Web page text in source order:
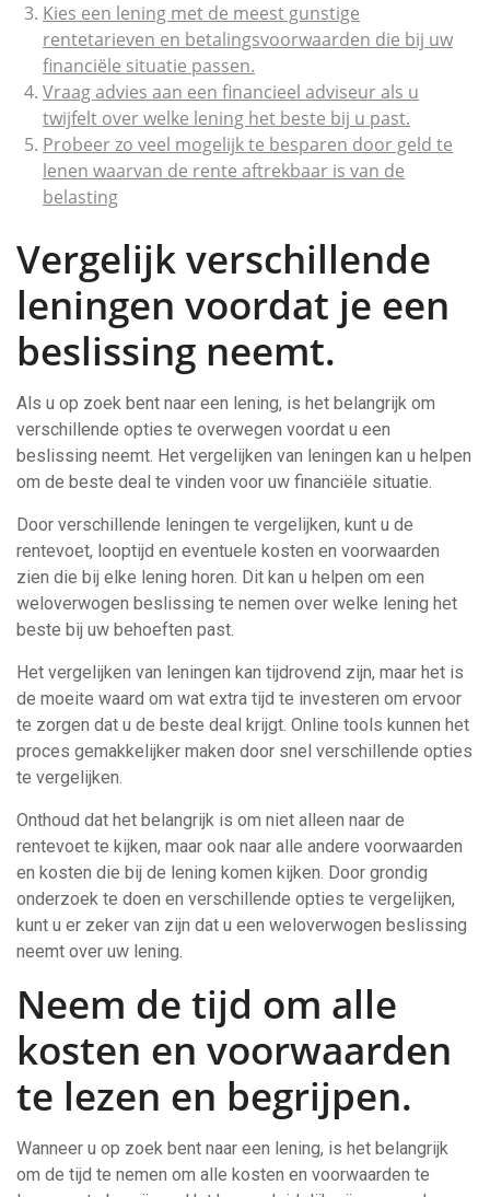
Kies een lening met de meest gunstige
rentetarieven en betalingsvoorwaarden die bij uw
financiële situatie passen.
Vraag advies aan een financieel adviseur als u
twijfelt over welke lening het beste bij u past.
Probeer zo veel mogelijk te besparen door geld te
lenen waarvan de rente aftrekbaar is van de
belasting
Vergelijk verschillende
leningen voordat je een
beslissing neemt.
Als u op zoek bent naar een lening, is het belangrijk om
verschillende opties te overwegen voordat u een
beslissing neemt. Het vergelijken van leningen kan u helpen
om de beste deal te vinden voor uw financiële situatie.
Door verschillende leningen te vergelijken, kunt u de
rentevoet, looptijd en eventuele kosten en voorwaarden
zien die bij elke lening horen. Dit kan u helpen om een
weloverwogen beslissing te nemen over welke lening het
beste bij uw behoeften past.
Het vergelijken van leningen kan tijdrovend zijn, maar het is
de moeite waard om wat extra tijd te investeren om ervoor
te zorgen dat u de beste deal krijgt. Online tools kunnen het
proces gemakkelijker maken door snel verschillende opties
te vergelijken.
Onthoud dat het belangrijk is om niet alleen naar de
rentevoet te kijken, maar ook naar alle andere voorwaarden
en kosten die bij de lening komen kijken. Door grondig
onderzoek te doen en verschillende opties te vergelijken,
kunt u er zeker van zijn dat u een weloverwogen beslissing
neemt over uw lening.
Neem de tijd om alle
kosten en voorwaarden
te lezen en begrijpen.
Wanneer u op zoek bent naar een lening, is het belangrijk
om de tijd te nemen om alle kosten en voorwaarden te